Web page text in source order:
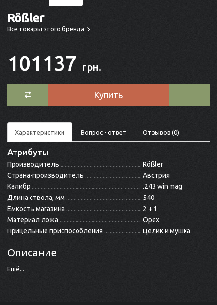
Rößler
Все товары этого бренда
101137 грн.
Купить
Характеристики Вопрос - ответ Отзывов (0)
Атрибуты
Производитель
Rößler
Страна-производитель
Австрия
Калибр
.243 win mag
Длина ствола, мм
540
Ёмкость магазина
2 + 1
Материал ложа
Орех
Прицельные приспособления
Целик и мушка
Описание
Ещё...